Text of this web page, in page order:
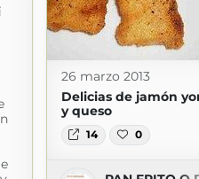
26 marzo 2013
Delicias de jamón
y queso
14 0